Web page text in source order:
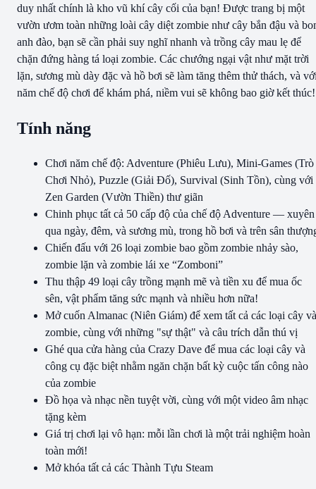
duy nhất chính là kho vũ khí cây cối của bạn! Được trang bị một
vườn ươm toàn những loài cây diệt zombie như cây bắn đậu và
anh đào, bạn sẽ cần phải suy nghĩ nhanh và trồng cây mau lẹ để
chặn đứng hàng tá loại zombie. Các chướng ngại vật như mặt trời
lặn, sương mù dày đặc và hồ bơi sẽ làm tăng thêm thử thách, và
năm chế độ chơi để khám phá, niềm vui sẽ không bao giờ kết thúc!
Tính năng
Chơi năm chế độ: Adventure (Phiêu Lưu), Mini-Games (Trò
Chơi Nhỏ), Puzzle (Giải Đố), Survival (Sinh Tồn), cùng với
Zen Garden (Vườn Thiền) thư giãn
Chinh phục tất cả 50 cấp độ của chế độ Adventure — xuyên
qua ngày, đêm, và sương mù, trong hồ bơi và trên sân
Chiến đấu với 26 loại zombie bao gồm zombie nhảy sào,
zombie lặn và zombie lái xe “Zomboni”
Thu thập 49 loại cây trồng mạnh mẽ và tiền xu để mua ốc
sên, vật phẩm tăng sức mạnh và nhiều hơn nữa!
Mở cuốn Almanac (Niên Giám) để xem tất cả các loại cây và
zombie, cùng với những "sự thật" và câu trích dẫn thú vị
Ghé qua cửa hàng của Crazy Dave để mua các loại cây và
công cụ đặc biệt nhằm ngăn chặn bất kỳ cuộc tấn công nào
của zombie
Đồ họa và nhạc nền tuyệt vời, cùng với một video âm nhạc
tặng kèm
Giá trị chơi lại vô hạn: mỗi lần chơi là một trải nghiệm hoàn
toàn mới!
Mở khóa tất cả các Thành Tựu Steam